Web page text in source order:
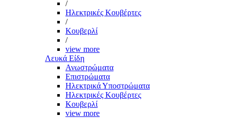
/
Ηλεκτρικές Κουβέρτες
/
Κουβερλί
/
view more
Λευκά Είδη
Ανωστρώματα
Επιστρώματα
Ηλεκτρικά Υποστρώματα
Ηλεκτρικές Κουβέρτες
Κουβερλί
view more